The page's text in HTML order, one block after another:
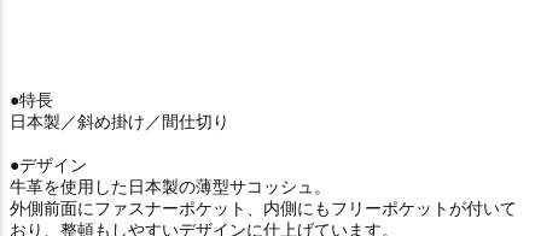
●特長
日本製／斜め掛け／間仕切り
●デザイン
牛革を使用した日本製の薄型サコッシュ。
外側前面にファスナーポケット、内側にもフリーポケットが付いて
おり、整頓もしやすいデザインに仕上げています。